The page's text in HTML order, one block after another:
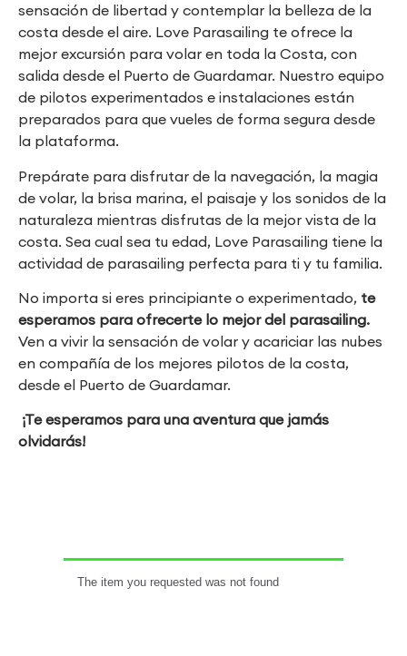
sensación de libertad y contemplar la belleza de la
costa desde el aire. Love Parasailing te ofrece la
mejor excursión para volar en toda la Costa, con
salida desde el Puerto de Guardamar. Nuestro equipo
de pilotos experimentados e instalaciones están
preparados para que vueles de forma segura desde
la plataforma.
Prepárate para disfrutar de la navegación, la magia
de volar, la brisa marina, el paisaje y los sonidos de la
naturaleza mientras disfrutas de la mejor vista de la
costa. Sea cual sea tu edad, Love Parasailing tiene la
actividad de parasailing perfecta para ti y tu familia.
No importa si eres principiante o experimentado, te
esperamos para ofrecerte lo mejor del parasailing.
Ven a vivir la sensación de volar y acariciar las nubes
en compañía de los mejores pilotos de la costa,
desde el Puerto de Guardamar.
¡Te esperamos para una aventura que jamás
olvidarás!